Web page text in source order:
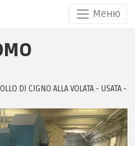
Меню
DI CIGNO ALLA VOLATA - USATA -